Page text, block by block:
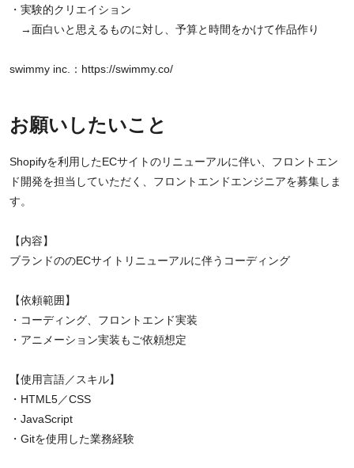
・実験的クリエイション
→面白いと思えるものに対し、予算と時間をかけて作品作り
swimmy inc.： https://swimmy.co/
お願いしたいこと
Shopifyを利用したECサイトのリニューアルに伴い、フロントエン
ド開発を担当していただく、フロントエンドエンジニアを募集しま
す。
【内容】
ブランドののECサイトリニューアルに伴うコーディング
【依頼範囲】
・コーディング、フロントエンド実装
・アニメーション実装もご依頼想定
【使用言語／スキル】
・HTML5／CSS
・JavaScript
・Gitを使用した業務経験